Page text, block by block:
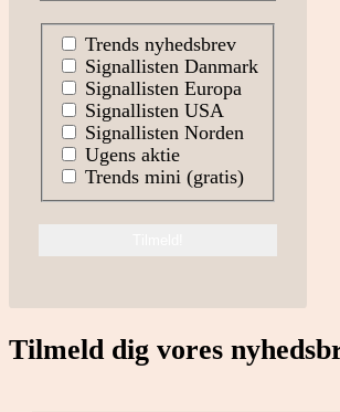
Trends nyhedsbrev
Signallisten Danmark
Signallisten Europa
Signallisten USA
Signallisten Norden
Ugens aktie
Trends mini (gratis)
Tilmeld dig vores